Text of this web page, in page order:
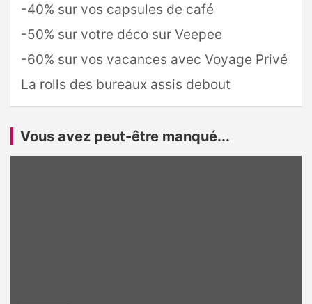
-40% sur vos capsules de café
-50% sur votre déco sur Veepee
-60% sur vos vacances avec Voyage Privé
La rolls des bureaux assis debout
Vous avez peut-être manqué...